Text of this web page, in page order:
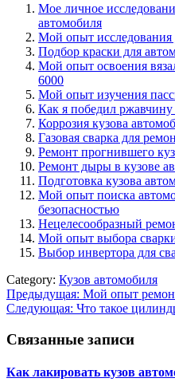
Мое личное
автомобиля
Мой опыт исследования
Подбор краски для
Мой опыт освоения
6000
Мой опыт изучения
Как я победил ржавчину
Коррозия кузова
Газовая сварка для
Ремонт прогнившего
Ремонт дыры в кузове
Подготовка кузова
Мой опыт поиска
безопасностью
Нецелесообразный
Мой опыт выбора
Выбор инвертора для
Category: Кузов автомобиля
Навигация
по
записям
Предыдущая: Мой опыт
Следующая: Что такое
Связанные записи
Как лакировать кузов